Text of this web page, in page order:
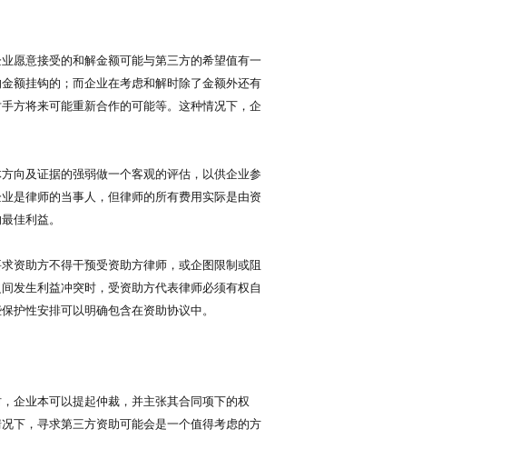
愿意接受的和解金额可能与第三方的希望值有一
额挂钩的；而企业在考虑和解时除了金额外还有
方将来可能重新合作的可能等。这种情况下，企
向及证据的强弱做一个客观的评估，以供企业参
是律师的当事人，但律师的所有费用实际是由资
佳利益。
资助方不得干预受资助方律师，或企图限制或阻
发生利益冲突时，受资助方代表律师必须有权自
护性安排可以明确包含在资助协议中。
企业本可以提起仲裁，并主张其合同项下的权
下，寻求第三方资助可能会是一个值得考虑的方